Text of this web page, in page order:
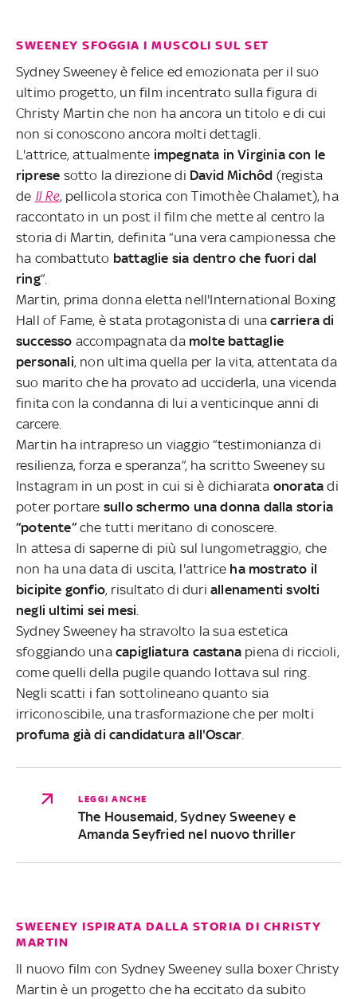
SWEENEY SFOGGIA I MUSCOLI SUL SET
Sydney Sweeney è felice ed emozionata per il suo
ultimo progetto, un film incentrato sulla figura di
Christy Martin che non ha ancora un titolo e di cui
non si conoscono ancora molti dettagli.
L'attrice, attualmente impegnata in Virginia con le
riprese sotto la direzione di David Michôd (regista
de Il Re, pellicola storica con Timothèe Chalamet), ha
raccontato in un post il film che mette al centro la
storia di Martin, definita “una vera campionessa che
ha combattuto battaglie sia dentro che fuori dal
ring”.
Martin, prima donna eletta nell'International Boxing
Hall of Fame, è stata protagonista di unacarriera di
successo accompagnata damolte battaglie
personali, non ultima quella per la vita, attentata da
suo marito che ha provato ad ucciderla, una vicenda
finita con la condanna di lui a venticinque anni di
carcere.
Martin ha intrapreso un viaggio “testimonianza di
resilienza, forza e speranza”, ha scritto Sweeney su
Instagram in un post in cui si è dichiarata onoratadi
poter portare sullo schermo una donna dalla storia
“potente” che tutti meritano di conoscere.
In attesa di saperne di più sul lungometraggio, che
non ha una data di uscita, l'attrice ha mostrato il
bicipite gonfio, risultato di duri allenamenti svolti
negli ultimi sei mesi.
Sydney Sweeney ha stravolto la sua estetica
sfoggiando una capigliatura castana piena di riccioli,
come quelli della pugile quando lottava sul ring.
Negli scatti i fan sottolineano quanto sia
irriconoscibile, una trasformazione che per molti
profuma già di candidatura all'Oscar.
LEGGI ANCHE
The Housemaid, Sydney Sweeney e
Amanda Seyfried nel nuovo thriller
SWEENEY ISPIRATA DALLA STORIA DI CHRISTY
MARTIN
Il nuovo film con Sydney Sweeney sulla boxer Christy
Martin è un progetto che ha eccitato da subito